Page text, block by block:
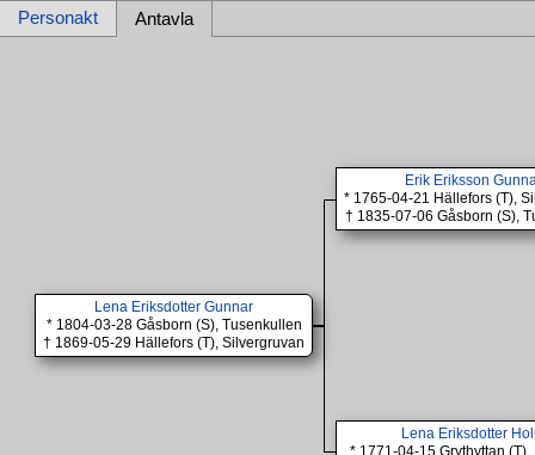
Personakt Antavla
Lena Eriksdotter Gunnar
* 1804-03-28 Gåsborn (S), Tusenkullen
† 1869-05-29 Hällefors (T), Silvergruvan
Erik Eriksson
* 1765-04-21 Hällefors (T),
† 1835-07-06 Gåsborn (S),
Lena Eriksdotter